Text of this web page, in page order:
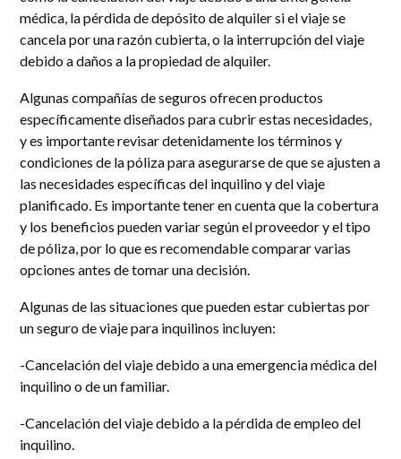
médica, la pérdida de depósito de alquiler si el viaje se
cancela por una razón cubierta, o la interrupción del viaje
debido a daños a la propiedad de alquiler.
Algunas compañías de seguros ofrecen productos
específicamente diseñados para cubrir estas necesidades,
y es importante revisar detenidamente los términos y
condiciones de la póliza para asegurarse de que se ajusten a
las necesidades específicas del inquilino y del viaje
planificado. Es importante tener en cuenta que la cobertura
y los beneficios pueden variar según el proveedor y el tipo
de póliza, por lo que es recomendable comparar varias
opciones antes de tomar una decisión.
Algunas de las situaciones que pueden estar cubiertas por
un seguro de viaje para inquilinos incluyen:
-Cancelación del viaje debido a una emergencia médica del
inquilino o de un familiar.
-Cancelación del viaje debido a la pérdida de empleo del
inquilino.